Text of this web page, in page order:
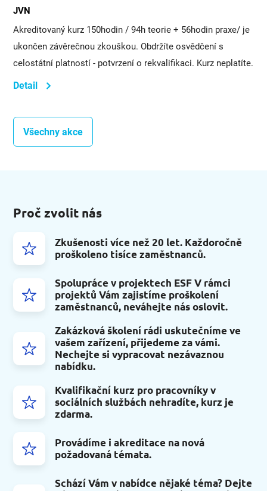
JVN
Akreditovaný kurz 150hodin / 94h teorie + 56hodin praxe/ je
ukončen závěrečnou zkouškou. Obdržíte osvědčení s
celostátní platností - potvrzení o rekvalifikaci. Kurz neplatíte.
Detail
Všechny akce
Proč zvolit nás
Zkušenosti více než 20 let. Každoročně
proškoleno tisíce zaměstnanců.
Spolupráce v projektech ESF V rámci
projektů Vám zajistíme proškolení
zaměstnanců, neváhejte nás oslovit.
Zakázková školení rádi uskutečníme ve
vašem zařízení, přijedeme za vámi.
Nechejte si vypracovat nezávaznou
nabídku.
Kvalifikační kurz pro pracovníky v
sociálních službách nehradíte, kurz je
zdarma.
Provádíme i akreditace na nová
požadovaná témata.
Schází Vám v nabídce nějaké téma? Dejte